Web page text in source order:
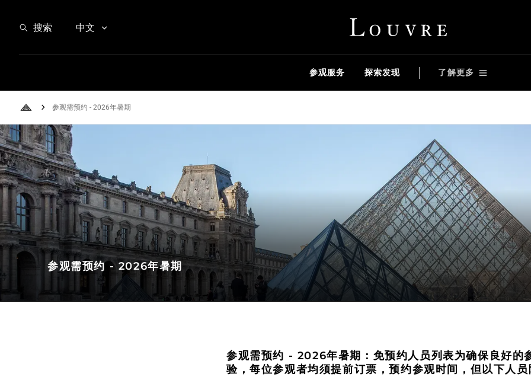
搜索 中文 Louvre - Back to Home
参观服务 探索发现 了解更多
Back to Home
参观需预约 - 2026年暑期
参观需预约 - 2026年暑期
参观需预约 - 2026年暑期
参观需预约 - 2026年暑期：免预约人员列表为确保良好的
验，每位参观者均须提前订票，预约参观时间，但以下人员